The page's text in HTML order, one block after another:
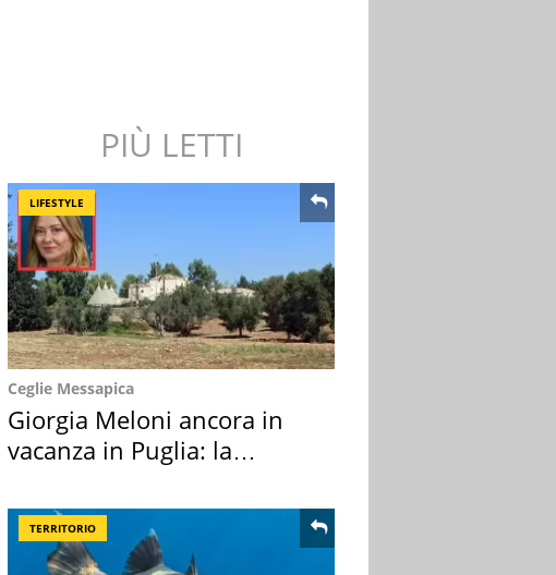
PIÙ LETTI
LIFESTYLE
Ceglie Messapica
Giorgia Meloni ancora in
vacanza in Puglia: la
TERRITORIO